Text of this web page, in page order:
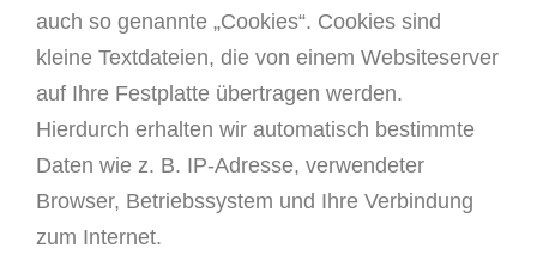
auch so genannte „Cookies“. Cookies sind
kleine Textdateien, die von einem Websiteserver
auf Ihre Festplatte übertragen werden.
Hierdurch erhalten wir automatisch bestimmte
Daten wie z. B. IP-Adresse, verwendeter
Browser, Betriebssystem und Ihre Verbindung
zum Internet.